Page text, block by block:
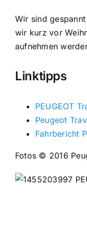
Wir sind
wir kurz vor
aufnehmen
Linktipps
PEUGEOT
Peugeot
Fahrbericht
Fotos © 2016